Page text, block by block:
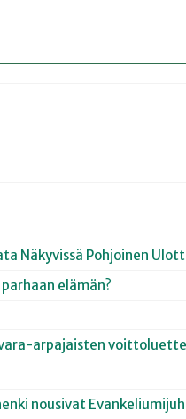
Näkyvissä Pohjoinen
elämän?
arpajaisten
nousivat